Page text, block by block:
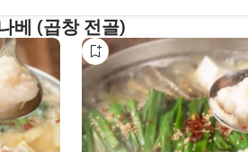
베 (곱창 전골)